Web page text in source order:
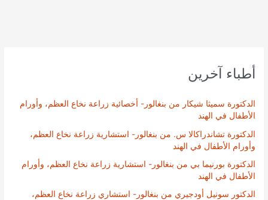
أطباء آخرين
الدكتورة سميثا شيكار من بنغالور- أخصائية زراعة نخاع العظم، وأورام
الأطفال في الهند
الدكتورة تشاندراكالا س. من بنغالور- استشارية زراعة نخاع العظم،
وأورام الأطفال في الهند
الدكتورة بورنيما بي من بنغالور- استشارية زراعة نخاع العظم، وأورام
الأطفال في الهند
الدكتور سونيل أودجيري من بنغالور- استشاري زراعة نخاع العظم،